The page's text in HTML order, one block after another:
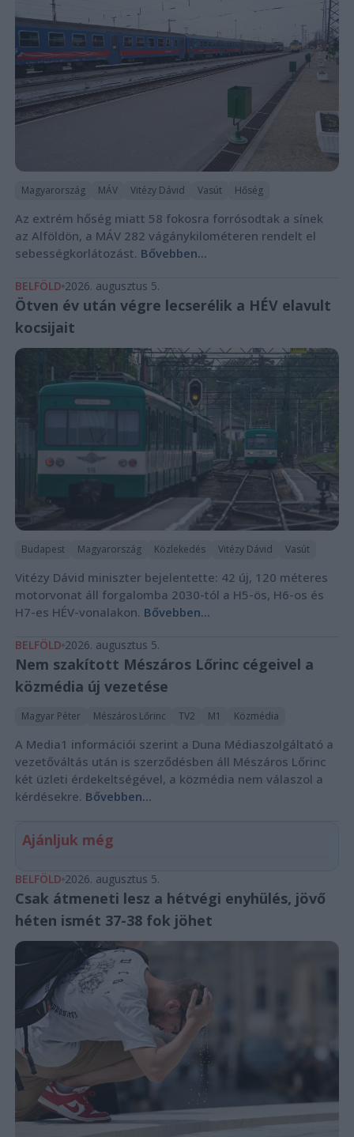
Magyarország MÁV Vitézy Dávid Vasút Hőség
Az extrém hőség miatt 58 fokosra forrósodtak a sínek
az Alföldön, a MÁV 282 vágánykilométeren rendelt el
sebességkorlátozást. Bővebben...
BELFÖLD 2026. augusztus 5.
Ötven év után végre lecserélik a HÉV elavult
kocsijait
Budapest Magyarország Közlekedés Vitézy Dávid Vasút
Vitézy Dávid miniszter bejelentette: 42 új, 120 méteres
motorvonat áll forgalomba 2030-tól a H5-ös, H6-os és
H7-es HÉV-vonalakon. Bővebben...
BELFÖLD 2026. augusztus 5.
Nem szakított Mészáros Lőrinc cégeivel a
közmédia új vezetése
Magyar Péter Mészáros Lőrinc TV2 M1 Közmédia
A Media1 információi szerint a Duna Médiaszolgáltató a
vezetőváltás után is szerződésben áll Mészáros Lőrinc
két üzleti érdekeltségével, a közmédia nem válaszol a
kérdésekre. Bővebben...
Ajánljuk még
BELFÖLD 2026. augusztus 5.
Csak átmeneti lesz a hétvégi enyhülés, jövő
héten ismét 37-38 fok jöhet